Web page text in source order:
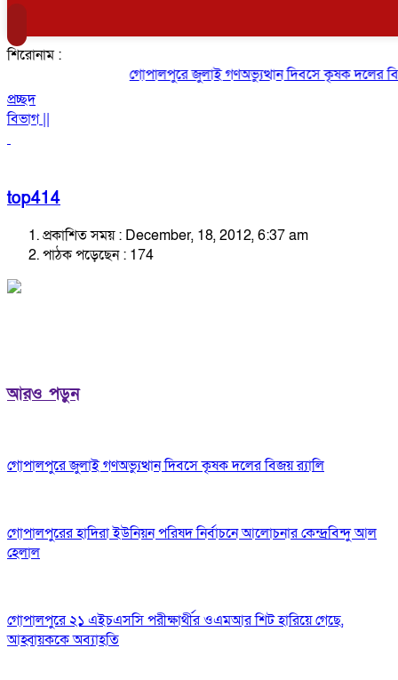
শিরোনাম :
গোপালপুরে জুলাই গণঅভ্যুত্থান দিবসে কৃষক দলের
প্রচ্ছদ
বিভাগ ||
top414
প্রকাশিত সময় : December, 18, 2012, 6:37 am
পাঠক পড়েছেন : 174
আরও পড়ুন
গোপালপুরে জুলাই গণঅভ্যুত্থান দিবসে কৃষক দলের বিজয় র‍্যালি
গোপালপুরের হাদিরা ইউনিয়ন পরিষদ নির্বাচনে আলোচনার কেন্দ্রবিন্দু আল
হেলাল
গোপালপুরে ২১ এইচএসসি পরীক্ষার্থীর ওএমআর শিট হারিয়ে গেছে,
আহ্বায়ককে অব্যাহতি